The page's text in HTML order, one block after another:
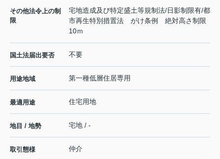
その他法令上の制
限
宅地造成及び特定盛土等規制法/日影制限有/都
市再生特別措置法 がけ条例 絶対高さ制限
10ｍ
国土法届出要否 不要
用途地域 第一種低層住居専用
最適用途 住宅用地
地目 / 地勢 宅地 / -
取引態様 仲介